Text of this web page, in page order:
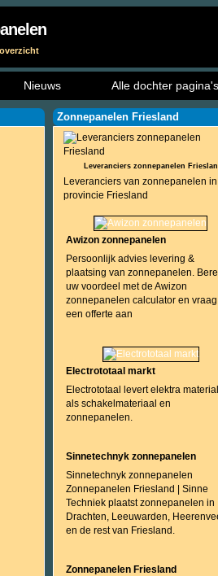
Nieuws Alle dochter pagina's
Zonnepanelen Friesland
Leveranciers zonnepanelen
Leveranciers van zonnepanelen
provincie Friesland
Awizon zonnepanelen
Persoonlijk advies levering &
plaatsing van zonnepanelen.
uw voordeel met de Awizon
zonnepanelen calculator en vraag
een offerte aan
Electrototaal markt
Electrototaal levert elektra
als schakelmateriaal en
zonnepanelen.
Sinnetechnyk zonnepanelen
Sinnetechnyk zonnepanelen
Zonnepanelen Friesland | Sinne
Techniek plaatst zonnepanelen in
Drachten, Leeuwarden,
en de rest van Friesland.
Zonnepanelen Friesland